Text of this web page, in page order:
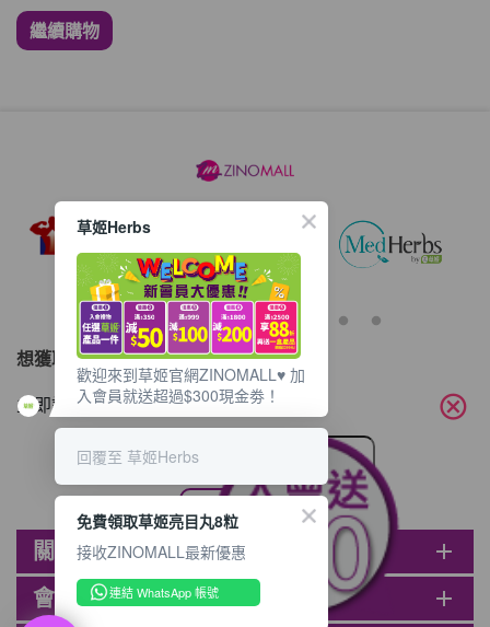
繼續購物
想獲取最新的優惠資訊？
立即訂閱電子郵件!
關於ZINOMALL add
會員 add
cancel
草姬Herbs
歡迎來到草姬官網ZINOMALL♥️ 加
入會員就送超過$300現金劵！
回覆至 草姬Herbs
免費領取草姬亮目丸8粒
接收ZINOMALL最新優惠
連結 WhatsApp 帳號